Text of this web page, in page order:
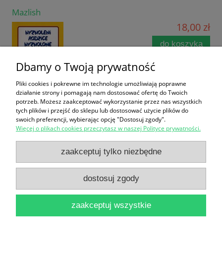
Mazlish
18,00 zł
do koszyka
Historia 8 : Polska i świat naszego wieku lata 1914-
1990 : Podręcznik dla klasy ósmej szkoły
podstawowej / Andrzej Leszek Szcześniak
16,90 zł
Dbamy o Twoją prywatność
Pliki cookies i pokrewne im technologie umożliwiają poprawne
działanie strony i pomagają nam dostosować ofertę do Twoich
potrzeb. Możesz zaakceptować wykorzystanie przez nas wszystkich
tych plików i przejść do sklepu lub dostosować użycie plików do
swoich preferencji, wybierając opcję "Dostosuj zgody".
Więcej o plikach cookies przeczytasz w naszej Polityce prywatności.
zaakceptuj tylko niezbędne
dostosuj zgody
zaakceptuj wszystkie